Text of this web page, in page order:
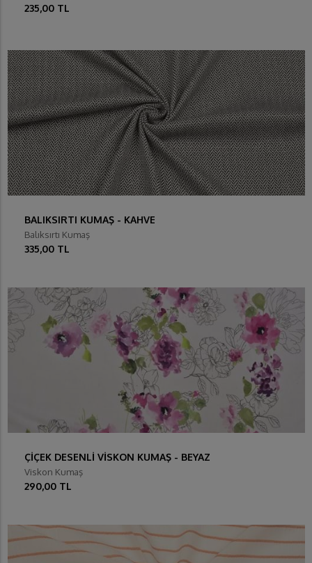
235,00 TL
BALIKSIRTI KUMAŞ - KAHVE
Balıksırtı Kumaş
335,00 TL
ÇİÇEK DESENLİ VİSKON KUMAŞ - BEYAZ
Viskon Kumaş
290,00 TL